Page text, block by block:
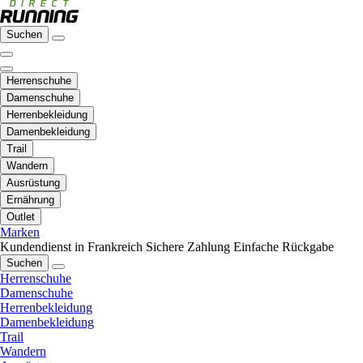
Suchen
Herrenschuhe
Damenschuhe
Herrenbekleidung
Damenbekleidung
Trail
Wandern
Ausrüstung
Ernährung
Outlet
Marken
Kundendienst in Frankreich Sichere Zahlung Einfache Rückgabe
Suchen
Herrenschuhe
Damenschuhe
Herrenbekleidung
Damenbekleidung
Trail
Wandern